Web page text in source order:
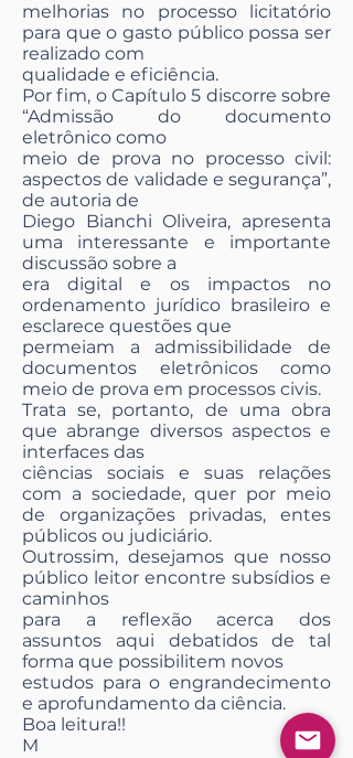
melhorias no processo licitatório
para que o gasto público possa ser
realizado com
qualidade e eficiência.
Por fim, o Capítulo 5 discorre sobre
“Admissão do documento
eletrônico como
meio de prova no processo civil:
aspectos de validade e segurança”,
de autoria de
Diego Bianchi Oliveira, apresenta
uma interessante e importante
discussão sobre a
era digital e os impactos no
ordenamento jurídico brasileiro e
esclarece questões que
permeiam a admissibilidade de
documentos eletrônicos como
meio de prova em processos civis.
Trata se, portanto, de uma obra
que abrange diversos aspectos e
interfaces das
ciências sociais e suas relações
com a sociedade, quer por meio
de organizações privadas, entes
públicos ou judiciário.
Outrossim, desejamos que nosso
público leitor encontre subsídios e
caminhos
para a reflexão acerca dos
assuntos aqui debatidos de tal
forma que possibilitem novos
estudos para o engrandecimento
e aprofundamento da ciência.
Boa leitura!!
M